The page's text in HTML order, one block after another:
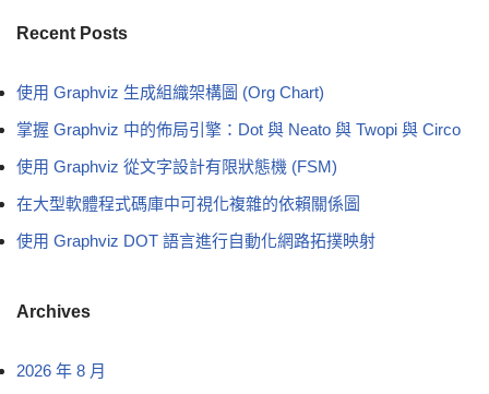
Recent Posts
使用 Graphviz 生成組織架構圖 (Org Chart)
掌握 Graphviz 中的佈局引擎：Dot 與 Neato 與 Twopi 與 Circo
使用 Graphviz 從文字設計有限狀態機 (FSM)
在大型軟體程式碼庫中可視化複雜的依賴關係圖
使用 Graphviz DOT 語言進行自動化網路拓撲映射
Archives
2026 年 8 月